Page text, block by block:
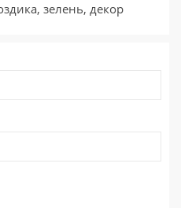
зелень, декор